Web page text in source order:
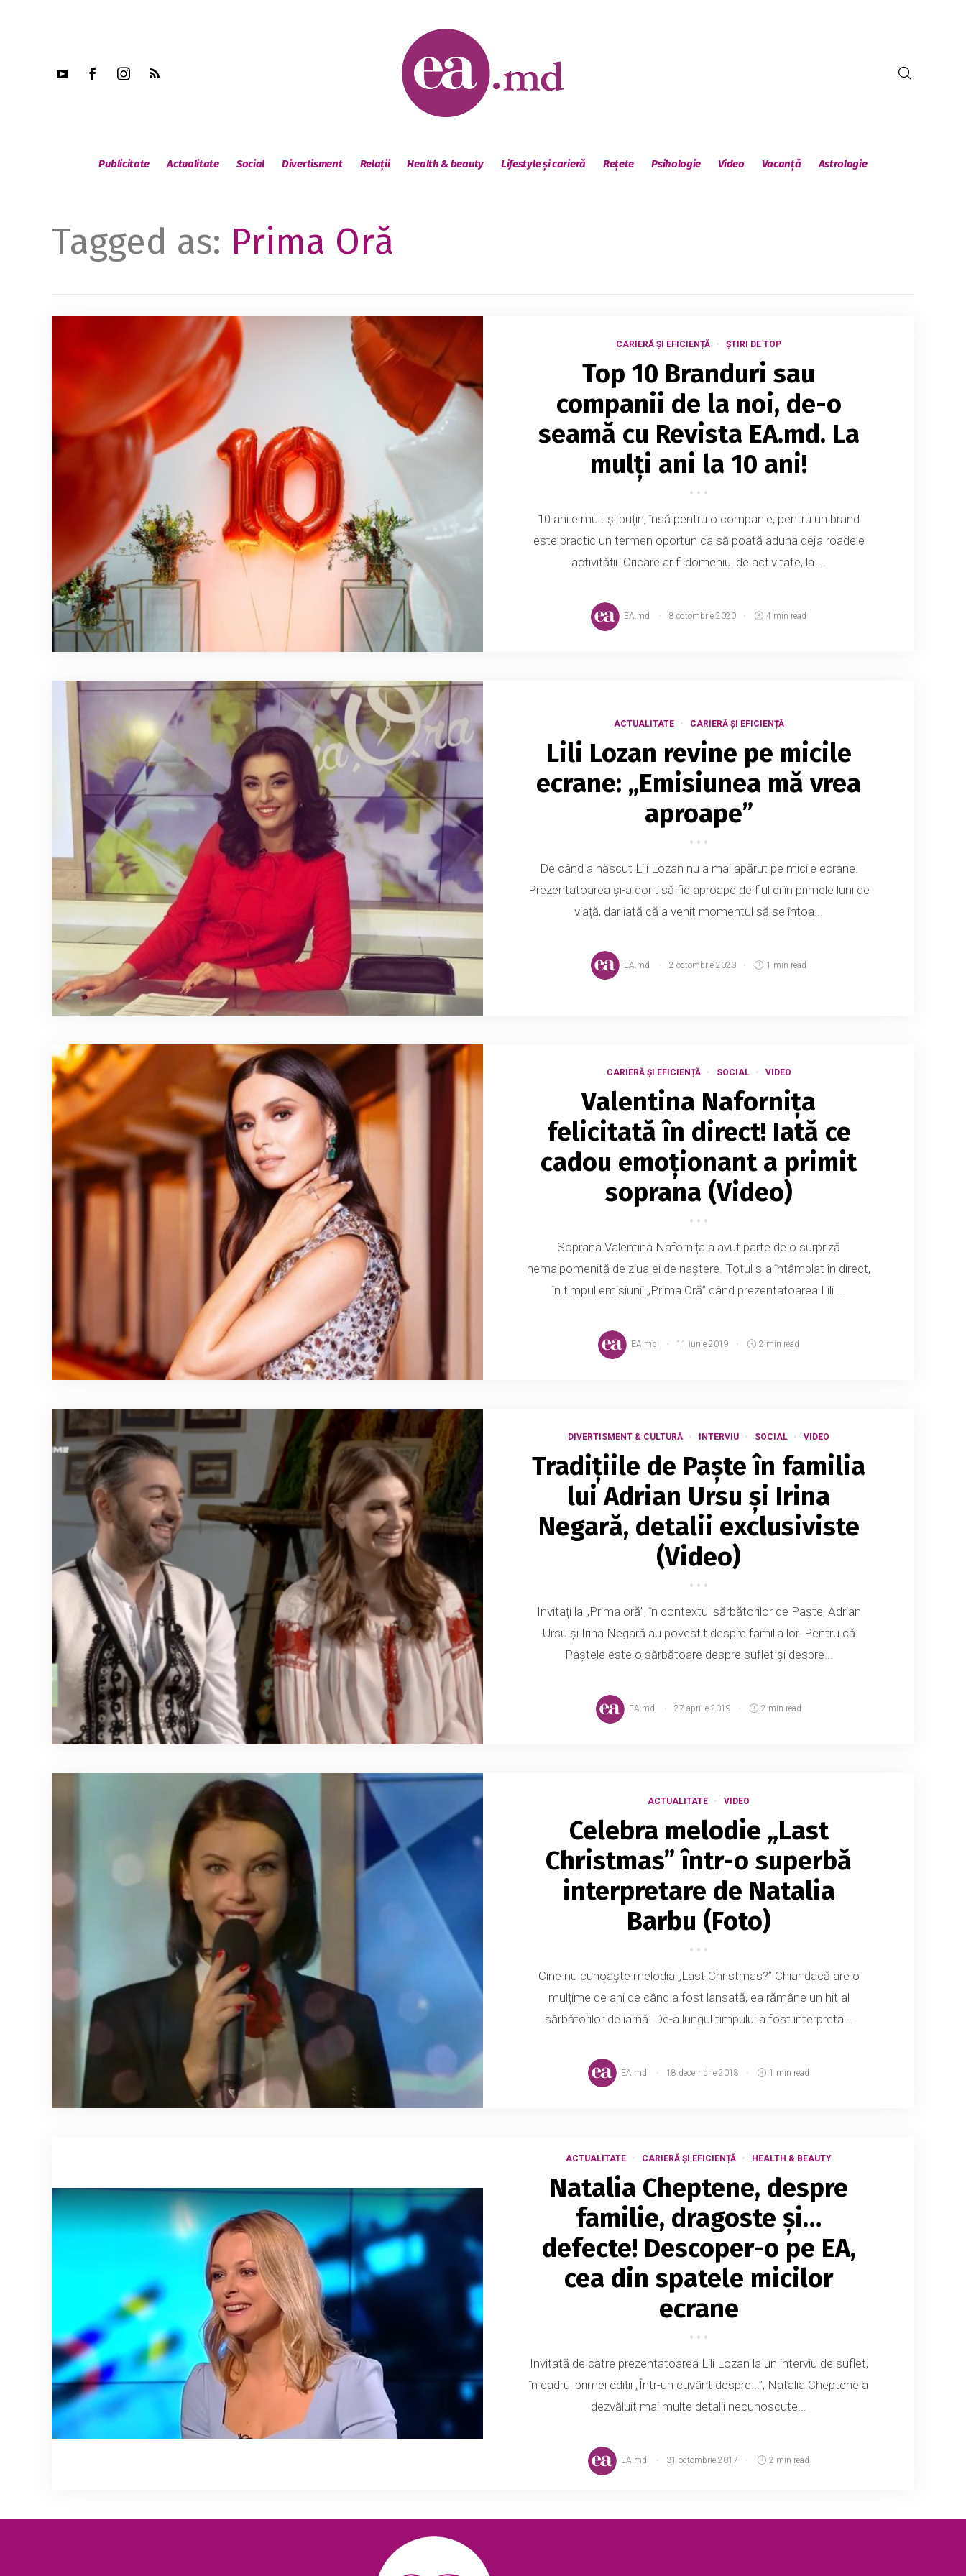
Publicitate Actualitate Social Divertisment Relații Health & beauty Lifestyle și carieră Rețete Psihologie Video Vacanță Astrologie
Tagged as: Prima Oră
CARIERĂ ȘI EFICIENȚĂ ȘTIRI DE TOP
Top 10 Branduri sau
companii de la noi, de-o
seamă cu Revista EA.md. La
mulți ani la 10 ani!
10 ani e mult și puțin, însă pentru o companie, pentru un brand
este practic un termen oportun ca să poată aduna deja roadele
activității. Oricare ar fi domeniul de activitate, la ...
EA.md 8 octombrie 2020 4 min read
ACTUALITATE CARIERĂ ȘI EFICIENȚĂ
Lili Lozan revine pe micile
ecrane: „Emisiunea mă vrea
aproape”
De când a născut Lili Lozan nu a mai apărut pe micile ecrane.
Prezentatoarea și-a dorit să fie aproape de fiul ei în primele luni de
viață, dar iată că a venit momentul să se întoa...
EA.md 2 octombrie 2020 1 min read
CARIERĂ ȘI EFICIENȚĂ SOCIAL VIDEO
Valentina Nafornița
felicitată în direct! Iată ce
cadou emoționant a primit
soprana (Video)
Soprana Valentina Nafornița a avut parte de o surpriză
nemaipomenită de ziua ei de naștere. Totul s-a întâmplat în direct,
în timpul emisiunii „Prima Oră” când prezentatoarea Lili ...
EA.md 11 iunie 2019 2 min read
DIVERTISMENT & CULTURĂ INTERVIU SOCIAL VIDEO
Tradițiile de Paște în familia
lui Adrian Ursu și Irina
Negară, detalii exclusiviste
(Video)
Invitați la „Prima oră”, în contextul sărbătorilor de Paște, Adrian
Ursu și Irina Negară au povestit despre familia lor. Pentru că
Paștele este o sărbătoare despre suflet și despre...
EA.md 27 aprilie 2019 2 min read
ACTUALITATE VIDEO
Celebra melodie „Last
Christmas” într-o superbă
interpretare de Natalia
Barbu (Foto)
Cine nu cunoaște melodia „Last Christmas?” Chiar dacă are o
mulțime de ani de când a fost lansată, ea rămâne un hit al
sărbătorilor de iarnă. De-a lungul timpului a fost interpreta...
EA.md 18 decembrie 2018 1 min read
ACTUALITATE CARIERĂ ȘI EFICIENȚĂ HEALTH & BEAUTY
Natalia Cheptene, despre
familie, dragoste și…
defecte! Descoper-o pe EA,
cea din spatele micilor
ecrane
Invitată de către prezentatoarea Lili Lozan la un interviu de suflet,
în cadrul primei ediții „Într-un cuvânt despre...”, Natalia Cheptene a
dezvăluit mai multe detalii necunoscute...
EA.md 31 octombrie 2017 2 min read